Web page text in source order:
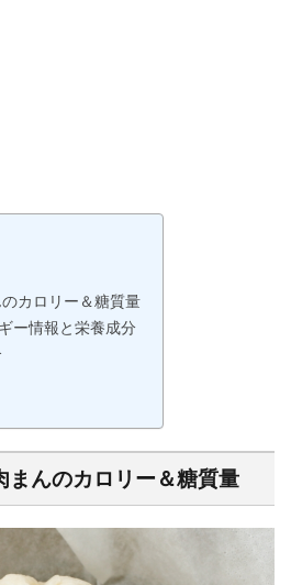
カロリー＆糖質量
ー情報と栄養成分
まんのカロリー＆糖質量